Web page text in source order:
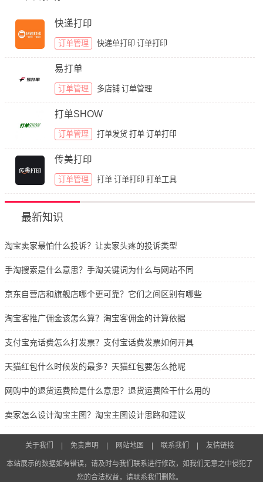
快递打印
订单管理 快递单打印 订单打印
易打单
订单管理 多店铺 订单管理
打单SHOW
订单管理 打单发货 打单 订单打印
传美打印
订单管理 打单 订单打印 打单工具
最新知识
淘宝卖家最怕什么投诉？让卖家头疼的投诉类型
手淘搜索是什么意思？手淘关键词为什么与网站不同
京东自营店和旗舰店哪个更可靠？它们之间区别有哪些
淘宝客推广佣金该怎么算？淘宝客佣金的计算依据
支付宝充话费怎么打发票？支付宝话费发票如何开具
天猫红包什么时候发的最多？天猫红包要怎么抢呢
网购中的退货运费险是什么意思？退货运费险干什么用的
卖家怎么设计淘宝主图？淘宝主图设计思路和建议
关于我们 免责声明 网站地图 联系我们 友情链接
本站展示的数据如有错误，请及时与我们联系进行修改，如我们无意之中侵犯了
您的合法权益，请联系我们删除。